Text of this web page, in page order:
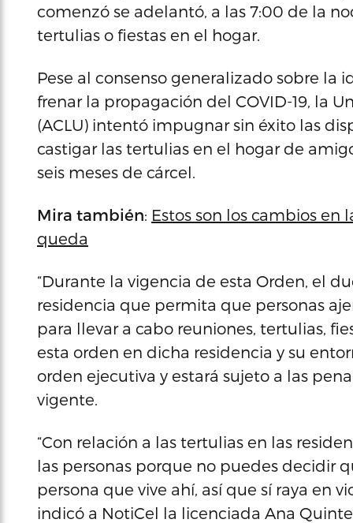
comenzó se adelantó, a las 7:00 de la
tertulias o fiestas en el hogar.
Pese al consenso generalizado sobre
frenar la propagación del COVID-19, la
(ACLU) intentó impugnar sin éxito las
castigar las tertulias en el hogar de
seis meses de cárcel.
Mira también: Estos son los cambios
queda
“Durante la vigencia de esta Orden, el
residencia que permita que personas
para llevar a cabo reuniones, tertulias,
esta orden en dicha residencia y su
orden ejecutiva y estará sujeto a las
vigente.
“Con relación a las tertulias en las
las personas porque no puedes decidir
persona que vive ahí, así que sí raya en
indicó a NotiCel la licenciada Ana